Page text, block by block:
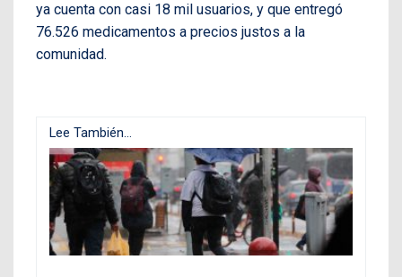
ya cuenta con casi 18 mil usuarios, y que entregó
76.526 medicamentos a precios justos a la
comunidad.
Lee También...